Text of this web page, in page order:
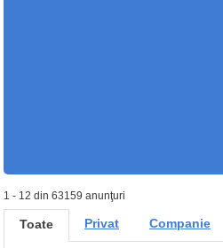
1 - 12 din 63159 anunţuri
Toate Privat Companie